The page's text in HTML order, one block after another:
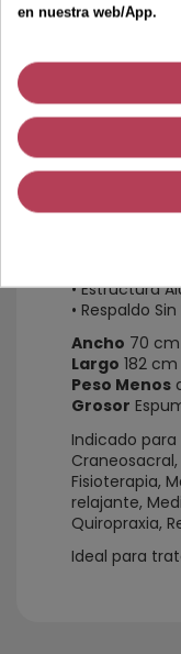
Más
Camilla
• Estructura
• Respaldo
Ancho 70 cm
Largo 182 cm
Peso Menos
Grosor
Indicado
Fisioterapia,
relajante,
Quiropraxia,
Ideal para
en nuestra web/App.